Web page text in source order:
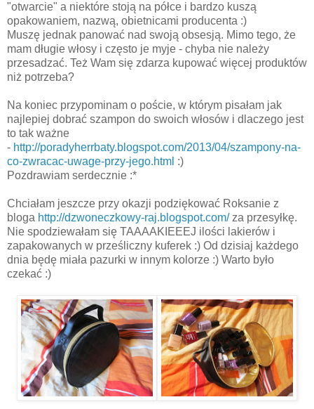
"otwarcie" a niektóre stoją na półce i bardzo kuszą
opakowaniem, nazwą, obietnicami producenta :)
Muszę jednak panować nad swoją obsesją. Mimo tego, że
mam długie włosy i często je myje - chyba nie należy
przesadzać. Też Wam się zdarza kupować więcej produktów
niż potrzeba?
Na koniec przypominam o poście, w którym pisałam jak
najlepiej dobrać szampon do swoich włosów i dlaczego jest
to tak ważne
- http://poradyherrbaty.blogspot.com/2013/04/szampony-na-
co-zwracac-uwage-przy-jego.html :)
Pozdrawiam serdecznie :*
Chciałam jeszcze przy okazji podziękować Roksanie z
bloga http://dzwoneczkowy-raj.blogspot.com/za przesyłkę.
Nie spodziewałam się TAAAAKIEEEJ ilości lakierów i
zapakowanych w prześliczny kuferek :) Od dzisiaj każdego
dnia będę miała pazurki w innym kolorze :) Warto było
czekać :)